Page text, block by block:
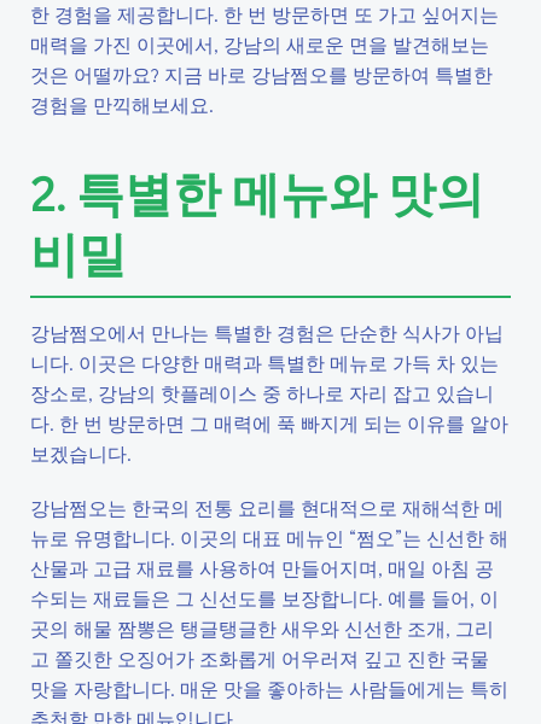
한 경험을 제공합니다. 한 번 방문하면 또 가고 싶어지는
매력을 가진 이곳에서, 강남의 새로운 면을 발견해보는
것은 어떨까요? 지금 바로 강남쩜오를 방문하여 특별한
경험을 만끽해보세요.
2. 특별한 메뉴와 맛의
비밀
강남쩜오에서 만나는 특별한 경험은 단순한 식사가 아닙
니다. 이곳은 다양한 매력과 특별한 메뉴로 가득 차 있는
장소로, 강남의 핫플레이스 중 하나로 자리 잡고 있습니
다. 한 번 방문하면 그 매력에 푹 빠지게 되는 이유를 알아
보겠습니다.
강남쩜오는 한국의 전통 요리를 현대적으로 재해석한 메
뉴로 유명합니다. 이곳의 대표 메뉴인 “쩜오”는 신선한 해
산물과 고급 재료를 사용하여 만들어지며, 매일 아침 공
수되는 재료들은 그 신선도를 보장합니다. 예를 들어, 이
곳의 해물 짬뽕은 탱글탱글한 새우와 신선한 조개, 그리
고 쫄깃한 오징어가 조화롭게 어우러져 깊고 진한 국물
맛을 자랑합니다. 매운 맛을 좋아하는 사람들에게는 특히
추천할 만한 메뉴입니다.